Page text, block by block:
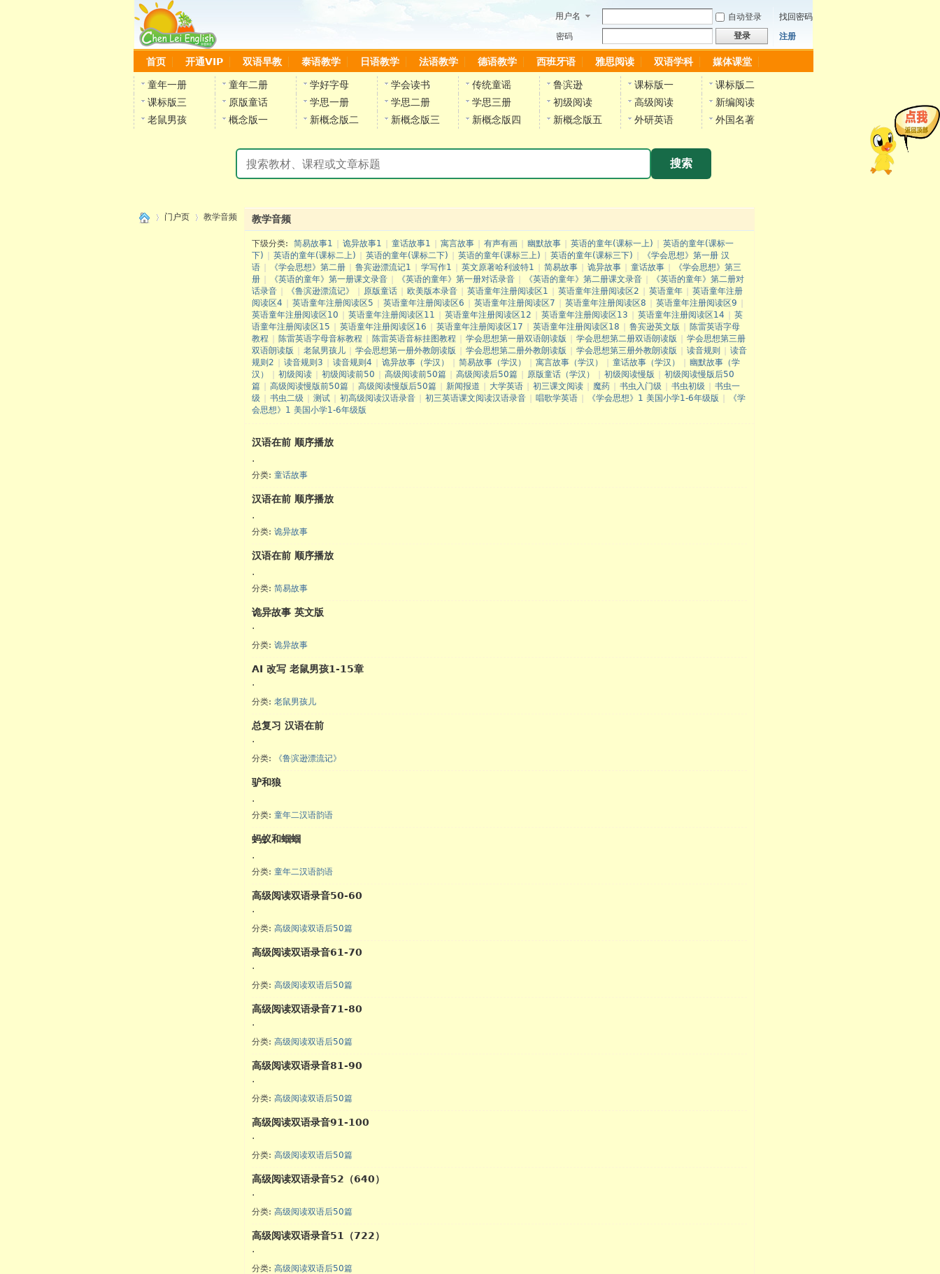
用户名 自动登录
找回密码
密码
登录 注册
首页 开通VIP 双语早教 泰语教学 日语教学 法语教学 德语教学 西班牙语 雅思阅读 双语学科 媒体课堂
童年一册 童年二册 学好字母 学会读书 传统童谣 鲁滨逊 课标版一
课标版二
课标版三
原版童话 学思一册 学思二册 学思三册 初级阅读 高级阅读
新编阅读
老鼠男孩
概念版一 新概念版二 新概念版三 新概念版四 新概念版五 外研英语 外国名著
搜索
门户页 教学音频 教学音频
下级分类: 简易故事1 诡异故事1 童话故事1 寓言故事 有声有画 幽默故事 英语的童年(课标一上)
英语的童年(课标一
下)
英语的童年(课标二上) 英语的童年(课标二下) 英语的童年(课标三上) 英语的童年(课标三下)
《学会思想》第一册 汉
语
《学会思想》第二册 鲁宾逊漂流记1 学写作1 英文原著哈利波特1 简易故事 诡异故事 童话故事
《学会思想》第三
册
《英语的童年》第一册课文录音 《英语的童年》第一册对话录音 《英语的童年》第二册课文录音
《英语的童年》第二册对
话录音
《鲁滨逊漂流记》 原版童话 欧美版本录音 英语童年注册阅读区1 英语童年注册阅读区2 英语童年
英语童年注册
阅读区4
英语童年注册阅读区5 英语童年注册阅读区6 英语童年注册阅读区7 英语童年注册阅读区8 英语童年注册阅读区9
英语童年注册阅读区10
英语童年注册阅读区11 英语童年注册阅读区12 英语童年注册阅读区13 英语童年注册阅读区14
英
语童年注册阅读区15
英语童年注册阅读区16 英语童年注册阅读区17 英语童年注册阅读区18 鲁宾逊英文版
陈雷英语字母
教程
陈雷英语字母音标教程 陈雷英语音标挂图教程 学会思想第一册双语朗读版 学会思想第二册双语朗读版
学会思想第三册
双语朗读版
老鼠男孩儿 学会思想第一册外教朗读版 学会思想第二册外教朗读版 学会思想第三册外教朗读版 读音规则
读音
规则2
读音规则3 读音规则4 诡异故事（学汉） 简易故事（学汉） 寓言故事（学汉） 童话故事（学汉）
幽默故事（学
汉）
初级阅读 初级阅读前50 高级阅读前50篇 高级阅读后50篇 原版童话（学汉） 初级阅读慢版
初级阅读慢版后50
篇
高级阅读慢版前50篇 高级阅读慢版后50篇 新闻报道 大学英语 初三课文阅读 魔药 书虫入门级 书虫初级
书虫一
级
书虫二级 测试 初高级阅读汉语录音 初三英语课文阅读汉语录音 唱歌学英语 《学会思想》1 美国小学1-6年级版
《学
会思想》1 美国小学1-6年级版
汉语在前 顺序播放
.
分类: 童话故事
汉语在前 顺序播放
.
分类: 诡异故事
汉语在前 顺序播放
.
分类: 简易故事
诡异故事 英文版
·
分类: 诡异故事
AI 改写 老鼠男孩1-15章
·
分类: 老鼠男孩儿
总复习 汉语在前
·
分类: 《鲁滨逊漂流记》
驴和狼
.
分类: 童年二汉语韵语
蚂蚁和蝈蝈
.
分类: 童年二汉语韵语
高级阅读双语录音50-60
·
分类: 高级阅读双语后50篇
高级阅读双语录音61-70
·
分类: 高级阅读双语后50篇
高级阅读双语录音71-80
·
分类: 高级阅读双语后50篇
高级阅读双语录音81-90
·
分类: 高级阅读双语后50篇
高级阅读双语录音91-100
·
分类: 高级阅读双语后50篇
高级阅读双语录音52（640）
·
分类: 高级阅读双语后50篇
高级阅读双语录音51（722）
·
分类: 高级阅读双语后50篇